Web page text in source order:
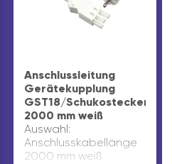
Anschlussleitung
Gerätekupplung
GST18/Schukostecker
2000 mm weiß
Auswahl:
Anschlusskabellänge
2000 mm weiß